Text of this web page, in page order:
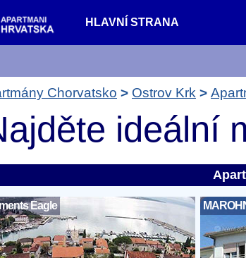
HLAVNÍ STRANA
Chorvatsko Ostrov Krk
ideální
Eagle